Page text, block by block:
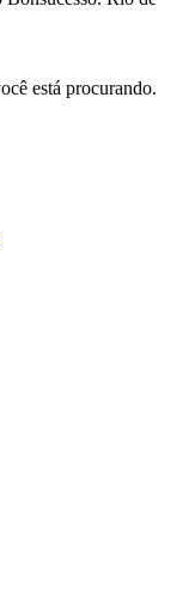
está procurando.